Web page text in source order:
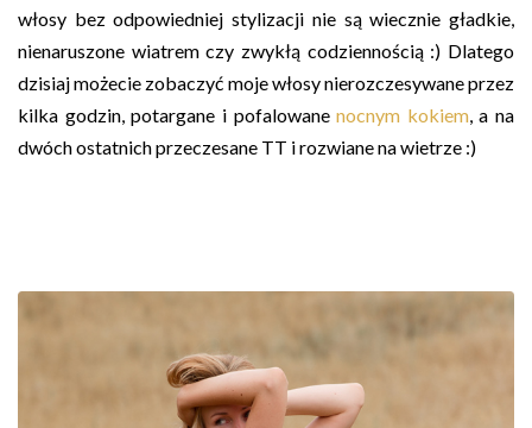
włosy bez odpowiedniej stylizacji nie są wiecznie gładkie,
nienaruszone wiatrem czy zwykłą codziennością :) Dlatego
dzisiaj możecie zobaczyć moje włosy nierozczesywane przez
kilka godzin, potargane i pofalowanenocnym kokiem, a na
dwóch ostatnich przeczesane TT i rozwiane na wietrze :)